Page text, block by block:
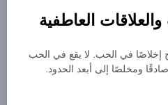
العاطفية
إخلاصًا في الحب. لا يقع في الحب
ومخلصًا إلى أبعد الحدود.